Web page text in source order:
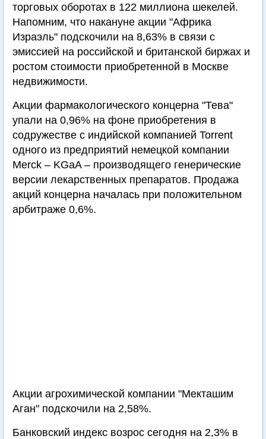
торговых оборотах в 122 миллиона шекелей.
Напомним, что накануне акции "Африка
Израэль" подскочили на 8,63% в связи с
эмиссией на российской и британской биржах и
ростом стоимости приобретенной в Москве
недвижимости.
Акции фармакологического концерна "Тева"
упали на 0,96% на фоне приобретения в
содружестве с индийской компанией Torrent
одного из предприятий немецкой компании
Merck – KGaA – производящего генерические
версии лекарственных препаратов. Продажа
акций концерна началась при положительном
арбитраже 0,6%.
Акции агрохимической компании "Мекташим
Аган" подскочили на 2,58%.
Банковский индекс возрос сегодня на 2,3% в